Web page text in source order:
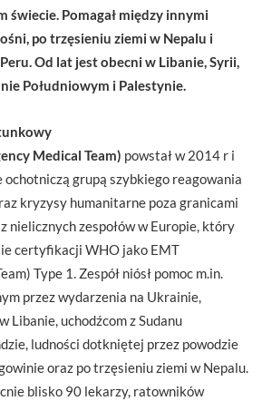
świecie. Pomagał między innymi
po trzęsieniu ziemi w Nepalu i
Od lat jest obecni w Libanie, Syrii,
Południowym i Palestynie.
Medical Team) powstał w 2014 r i
ochotniczą grupą szybkiego reagowania
kryzysy humanitarne poza granicami
nielicznych zespołów w Europie, który
certyfikacji WHO jako EMT
Type 1. Zespół niósł pomoc m.in.
przez wydarzenia na Ukrainie,
Libanie, uchodźcom z Sudanu
ludności dotkniętej przez powodzie
oraz po trzęsieniu ziemi w Nepalu.
blisko 90 lekarzy, ratowników